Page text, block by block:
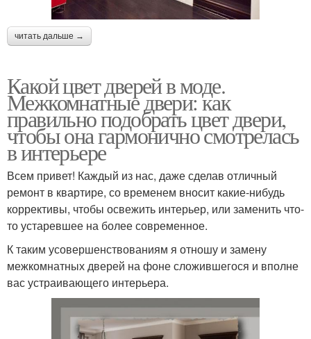
читать дальше →
Какой цвет дверей в моде.
Межкомнатные двери: как
правильно подобрать цвет двери,
чтобы она гармонично смотрелась
в интерьере
Всем привет! Каждый из нас, даже сделав отличный
ремонт в квартире, со временем вносит какие-нибудь
коррективы, чтобы освежить интерьер, или заменить что-
то устаревшее на более современное.
К таким усовершенствованиям я отношу и замену
межкомнатных дверей на фоне сложившегося и вполне
вас устраивающего интерьера.